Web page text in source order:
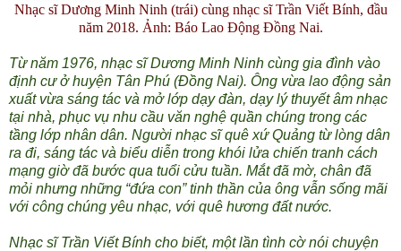
Nhạc sĩ Dương Minh Ninh (trái) cùng nhạc sĩ Trần Viết Bính, đầu
năm 2018. Ảnh: Báo Lao Động Đồng Nai.
Từ năm 1976, nhạc sĩ Dương Minh Ninh cùng gia đình vào
định cư ở huyện Tân Phú (Đồng Nai). Ông vừa lao động sản
xuất vừa sáng tác và mở lớp dạy đàn, dạy lý thuyết âm nhạc
tại nhà, phục vụ nhu cầu văn nghệ quần chúng trong các
tầng lớp nhân dân. Người nhạc sĩ quê xứ Quảng từ lòng dân
ra đi, sáng tác và biểu diễn trong khói lửa chiến tranh cách
mạng giờ đã bước qua tuổi cửu tuần. Mắt đã mờ, chân đã
mỏi nhưng những “đứa con” tinh thần của ông vẫn sống mãi
với công chúng yêu nhạc, với quê hương đất nước.
Nhạc sĩ Trần Viết Bính cho biết, một lần tình cờ nói chuyện